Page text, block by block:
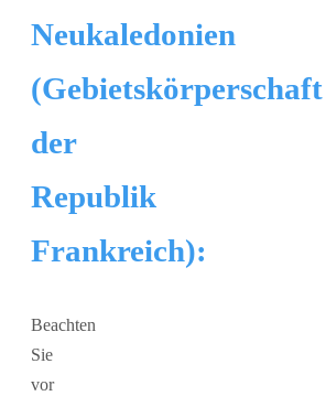
Neukaledonien
(Gebietskörperschaft
der
Republik
Frankreich):
Beachten
Sie
vor